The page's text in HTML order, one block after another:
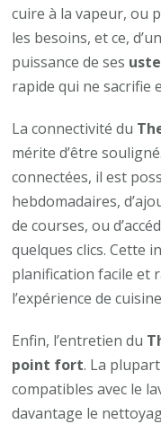
cuire à la vapeur, ou
les besoins, et ce,
puissance de ses
rapide qui ne sacrifie
La connectivité du
mérite d’être
connectées, il est
hebdomadaires,
de courses, ou
quelques clics. Cette
planification facile et
l’expérience de
Enfin, l’entretien du
point fort. La
compatibles avec le
davantage le